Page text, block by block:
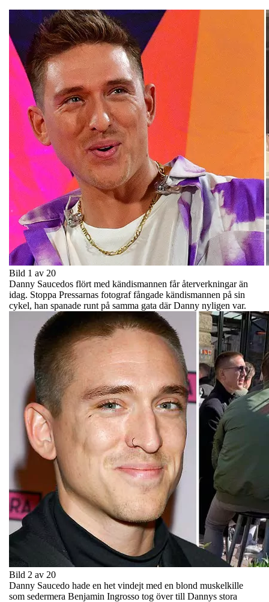
Bild 1 av 20
Danny Saucedos flört med kändismannen får återverkningar än
idag. Stoppa Pressarnas fotograf fångade kändismannen på sin
cykel, han spanade runt på samma gata där Danny nyligen var.
Bild 2 av 20
Danny Saucedo hade en het vindejt med en blond muskelkille
som sedermera Benjamin Ingrosso tog över till Dannys stora